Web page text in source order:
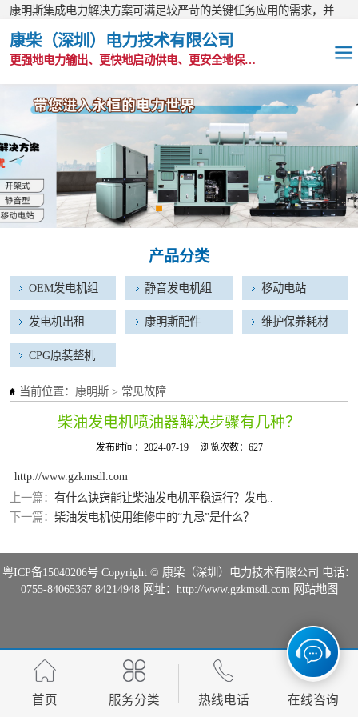
康柴（深圳）电力技术有限公司
更强地电力输出、更快地启动供电、更安全地保护功能
当前位置： 康明斯 > 常见故障
柴油发电机喷油器解决步骤有几种？
发布时间：2024-07-19 浏览次数：627
http://www.gzkmsdl.com
上一篇： 有什么诀窍能让柴油发电机平稳运行？发电..
下一篇： 柴油发电机使用维修中的“九忌”是什么？
产品分类
OEM发电机组 静音发电机组 移动电站
发电机出租 康明斯配件 维护保养耗材
CPG原装整机
粤ICP备15040206号 Copyright © 康柴（深圳）电力技术有限公司 电话：
0755-84065367 84214948 网址：http://www.gzkmsdl.com 网站地图
首页 服务分类 热线电话 在线咨询
OEM发电机组
静音发电机组
移动电站
发电机出租
维护保养耗材
CPG原装整机